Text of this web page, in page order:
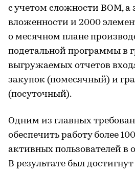
с учетом сложности BOM, а
вложенности и 2000
о месячном плане
подетальной программы в
выгружаемых отчетов
закупок (помесячный) и
(посуточный).
Одним из главных
обеспечить работу более
активных пользователей в
В результате был